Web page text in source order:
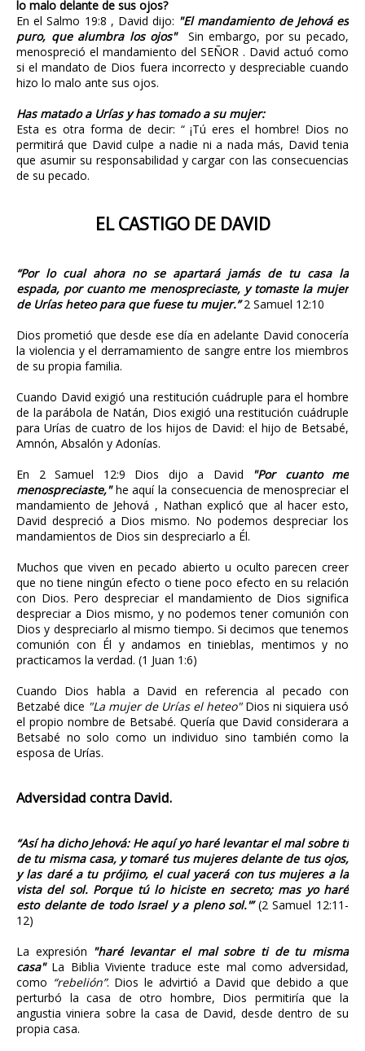
lo malo delante de sus ojos?
En el Salmo 19:8 , David dijo: "El mandamiento de Jehová es
puro, que alumbra los ojos"Sin embargo, por su pecado,
menospreció el mandamiento del SEÑOR . David actuó como
si el mandato de Dios fuera incorrecto y despreciable cuando
hizo lo malo ante sus ojos.
Has matado a Urías y has tomado a su mujer:
Esta es otra forma de decir: “ ¡Tú eres el hombre! Dios no
permitirá que David culpe a nadie ni a nada más, David tenia
que asumir su responsabilidad y cargar con las consecuencias
de su pecado.
EL CASTIGO DE DAVID
“Por lo cual ahora no se apartará jamás de tu casa la
espada, por cuanto me menospreciaste, y tomaste la mujer
de Urías heteo para que fuese tu mujer.”2 Samuel 12:10
Dios prometió que desde ese día en adelante David conocería
la violencia y el derramamiento de sangre entre los miembros
de su propia familia.
Cuando David exigió una restitución cuádruple para el hombre
de la parábola de Natán, Dios exigió una restitución cuádruple
para Urías de cuatro de los hijos de David: el hijo de Betsabé,
Amnón, Absalón y Adonías.
En 2 Samuel 12:9 Dios dijo a David
"Por cuanto me
menospreciaste,"he aquí la consecuencia de menospreciar el
mandamiento de Jehová , Nathan explicó que al hacer esto,
David despreció a Dios mismo. No podemos despreciar los
mandamientos de Dios sin despreciarlo a Él.
Muchos que viven en pecado abierto u oculto parecen creer
que no tiene ningún efecto o tiene poco efecto en su relación
con Dios. Pero despreciar el mandamiento de Dios significa
despreciar a Dios mismo, y no podemos tener comunión con
Dios y despreciarlo al mismo tiempo. Si decimos que tenemos
comunión con Él y andamos en tinieblas, mentimos y no
practicamos la verdad. (1 Juan 1:6)
Cuando Dios habla a David en referencia al pecado con
Betzabé dice "La mujer de Urías el heteo" Dios ni siquiera usó
el propio nombre de Betsabé. Quería que David considerara a
Betsabé no solo como un individuo sino también como la
esposa de Urías.
Adversidad contra David.
“Así ha dicho Jehová: He aquí yo haré levantar el mal sobre ti
de tu misma casa, y tomaré tus mujeres delante de tus ojos,
y las daré a tu prójimo, el cual yacerá con tus mujeres a la
vista del sol. Porque tú lo hiciste en secreto; mas yo haré
esto delante de todo Israel y a pleno sol.'”(2 Samuel 12:11-
12)
La expresión "haré levantar el mal sobre ti de tu misma
casa" La Biblia Viviente traduce este mal como adversidad,
como “rebelión”. Dios le advirtió a David que debido a que
perturbó la casa de otro hombre, Dios permitiría que la
angustia viniera sobre la casa de David, desde dentro de su
propia casa.